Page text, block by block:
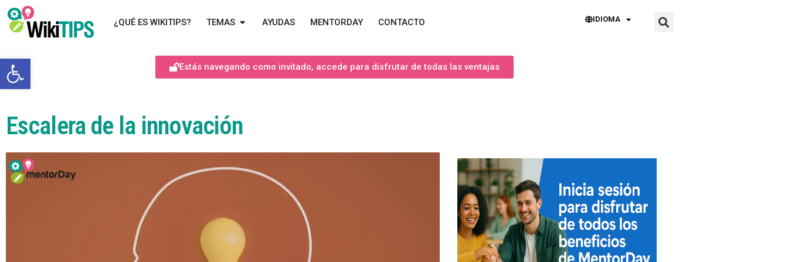
Abrir barra de herramientas
¿QUÉ ES WIKITIPS? TEMAS AYUDAS MENTORDAY CONTACTO IDIOMA
Estás navegando como invitado, accede para disfrutar de todas las ventajas
Escalera de la innovación